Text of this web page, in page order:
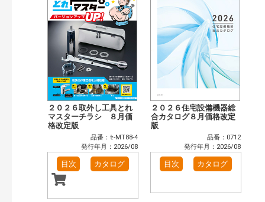
２０２６取外し工具とれ
マスターチラシ ８月価
格改定版
品番：ｾ-MT88-4
発行年月：2026/08
目次 カタログ
２０２６住宅設備機器総
合カタログ８月価格改定
版
品番：0712
発行年月：2026/08
目次 カタログ